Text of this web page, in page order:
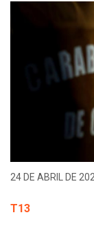
24 DE ABRIL DE
T13